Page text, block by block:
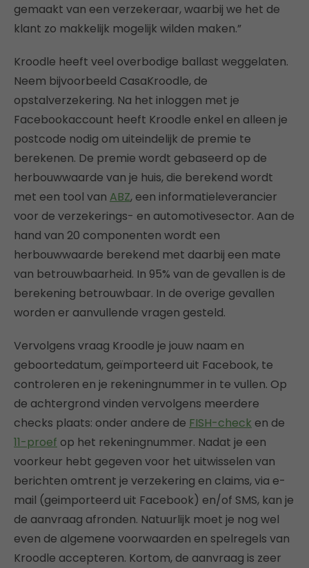
gemaakt van een verzekeraar, waarbij we het de
klant zo makkelijk mogelijk wilden maken.”
Kroodle heeft veel overbodige ballast weggelaten.
Neem bijvoorbeeld CasaKroodle, de
opstalverzekering. Na het inloggen met je
Facebookaccount heeft Kroodle enkel en alleen je
postcode nodig om uiteindelijk de premie te
berekenen. De premie wordt gebaseerd op de
herbouwwaarde van je huis, die berekend wordt
met een tool van ABZ, een informatieleverancier
voor de verzekerings- en automotivesector. Aan de
hand van 20 componenten wordt een
herbouwwaarde berekend met daarbij een mate
van betrouwbaarheid. In 95% van de gevallen is de
berekening betrouwbaar. In de overige gevallen
worden er aanvullende vragen gesteld.
Vervolgens vraag Kroodle je jouw naam en
geboortedatum, geïmporteerd uit Facebook, te
controleren en je rekeningnummer in te vullen. Op
de achtergrond vinden vervolgens meerdere
checks plaats: onder andere de FISH-check en de
11-proef op het rekeningnummer. Nadat je een
voorkeur hebt gegeven voor het uitwisselen van
berichten omtrent je verzekering en claims, via e-
mail (geimporteerd uit Facebook) en/of SMS, kan je
de aanvraag afronden. Natuurlijk moet je nog wel
even de algemene voorwaarden en spelregels van
Kroodle accepteren. Kortom, de aanvraag is zeer